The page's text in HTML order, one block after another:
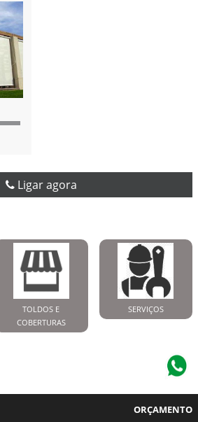
Ligar agora
TOLDOS E
COBERTURAS
SERVIÇOS
ORÇAMENTO